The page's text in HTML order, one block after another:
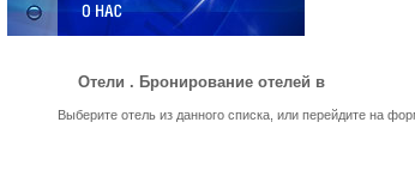
Отели . Бронирование отелей в
Выберите отель из данного списка, или перейдите на